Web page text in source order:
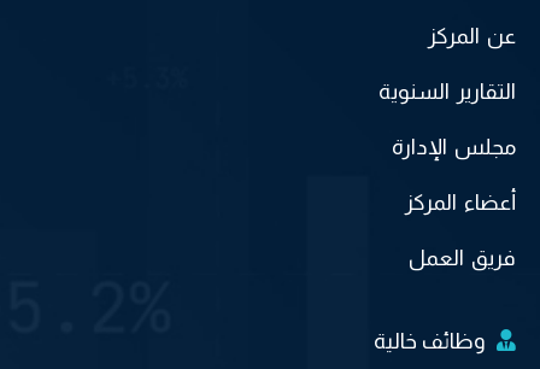
عن المركز
التقارير السنوية
مجلس الإدارة
أعضاء المركز
فريق العمل
وظائف خالية